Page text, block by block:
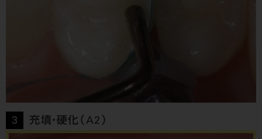
3 充填・硬化（A2）